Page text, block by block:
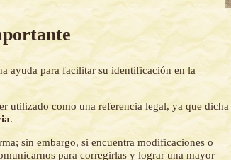
ayuda para facilitar su identificación en la
utilizado como una referencia legal, ya que dicha
.
sin embargo, si encuentra modificaciones o
para corregirlas y lograr una mayor